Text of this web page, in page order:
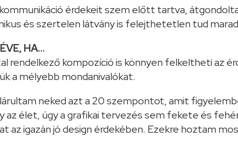
kommunikáció érdekeit szem előtt tartva,
és szertelen látvány is felejthetetlen tud
HA…
rendelkező kompozíció is könnyen felkeltheti az
a mélyebb mondanivalókat.